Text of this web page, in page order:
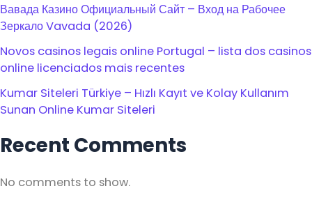
Вавада Казино Официальный Сайт – Вход на Рабочее
Зеркало Vavada (2026)
Novos casinos legais online Portugal – lista dos casinos
online licenciados mais recentes
Kumar Siteleri Türkiye – Hızlı Kayıt ve Kolay Kullanım
Sunan Online Kumar Siteleri
Recent Comments
No comments to show.